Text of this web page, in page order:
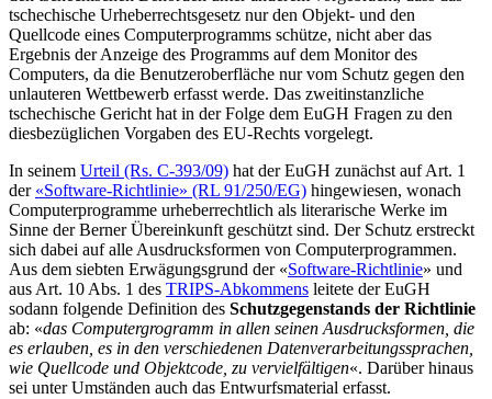
tschechische Urheberrechtsgesetz nur den Objekt- und den
Quellcode eines Computerprogramms schütze, nicht aber das
Ergebnis der Anzeige des Programms auf dem Monitor des
Computers, da die Benutzeroberfläche nur vom Schutz gegen den
unlauteren Wettbewerb erfasst werde. Das zweitinstanzliche
tschechische Gericht hat in der Folge dem EuGH Fragen zu den
diesbezüglichen Vorgaben des EU-Rechts vorgelegt.
In seinem Urteil (Rs. C-393/09) hat der EuGH zunächst auf Art. 1
der «Software-Richtlinie» (RL 91/250/EG) hingewiesen, wonach
Computerprogramme urheberrechtlich als literarische Werke im
Sinne der Berner Übereinkunft geschützt sind. Der Schutz erstreckt
sich dabei auf alle Ausdrucksformen von Computerprogrammen.
Aus dem siebten Erwägungsgrund der «Software-Richtlinie» und
aus Art. 10 Abs. 1 des TRIPS-Abkommens leitete der EuGH
sodann folgende Definition des Schutzgegenstands der Richtlinie
ab: «das Computergrogramm in allen seinen Ausdrucksformen, die
es erlauben, es in den verschiedenen Datenverarbeitungssprachen,
wie Quellcode und Objektcode, zu vervielfältigen«. Darüber hinaus
sei unter Umständen auch das Entwurfsmaterial erfasst.